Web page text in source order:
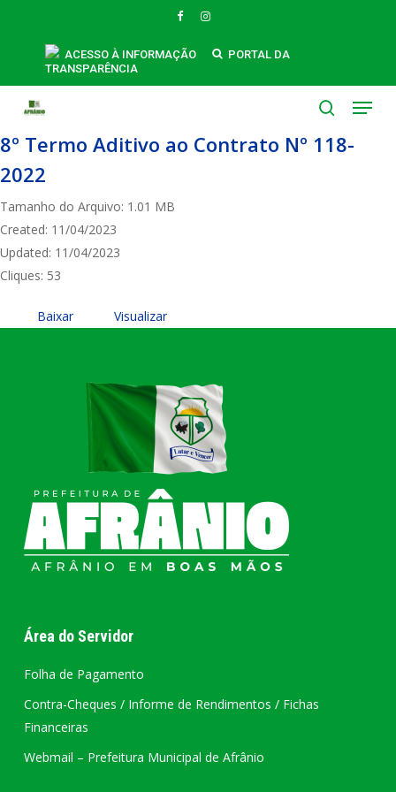
FACEBOOKINSTAGRAM
ACESSO À INFORMAÇÃO
PORTAL DA
TRANSPARÊNCIA
Menu
8º Termo Aditivo ao Contrato Nº 118-
2022
Tamanho do Arquivo: 1.01 MB
Created: 11/04/2023
Updated: 11/04/2023
Cliques: 53
Baixar Visualizar
Área do Servidor
Folha de Pagamento
Contra-Cheques / Informe de Rendimentos / Fichas
Financeiras
Webmail – Prefeitura Municipal de Afrânio